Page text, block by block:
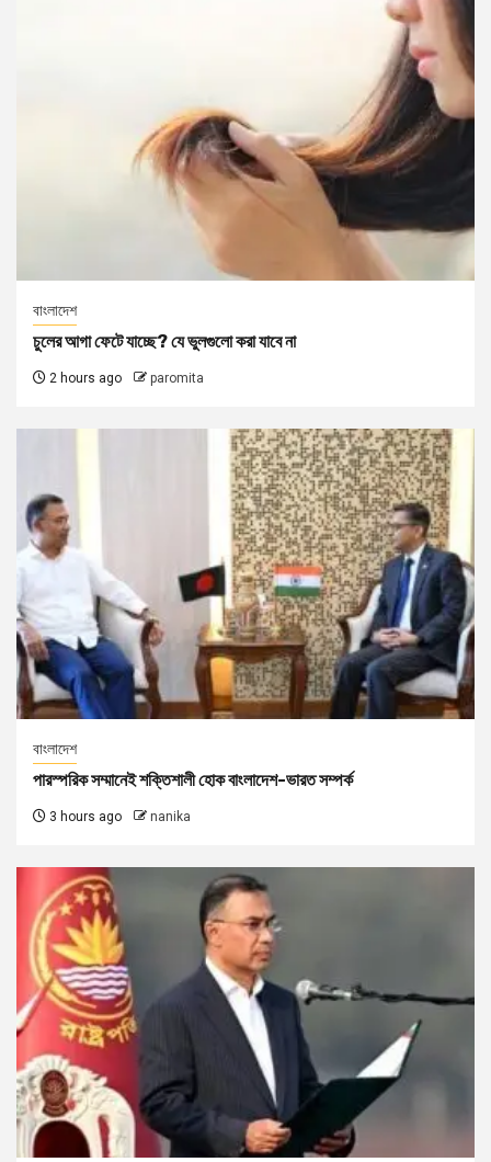
বাংলাদেশ
চুলের আগা ফেটে যাচ্ছে? যে ভুলগুলো করা যাবে না
2 hours ago paromita
বাংলাদেশ
পারস্পরিক সম্মানেই শক্তিশালী হোক বাংলাদেশ-ভারত সম্পর্ক
3 hours ago nanika